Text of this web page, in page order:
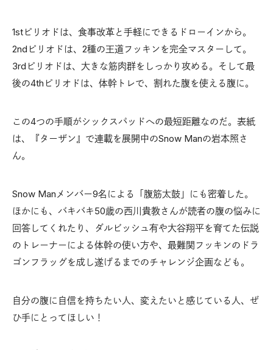
1stピリオドは、食事改革と手軽にできるドローインから。
2ndピリオドは、2種の王道フッキンを完全マスターして。
3rdピリオドは、大きな筋肉群をしっかり攻める。そして最
後の4thピリオドは、体幹トレで、割れた腹を使える腹に。
この4つの手順がシックスパッドへの最短距離なのだ。表紙
は、『ターザン』で連載を展開中のSnow Manの岩本照さ
ん。
Snow Manメンバー9名による「腹筋太鼓」にも密着した。
ほかにも、バキバキ50歳の西川貴教さんが読者の腹の悩みに
回答してくれたり、ダルビッシュ有や大谷翔平を育てた伝説
のトレーナーによる体幹の使い方や、最難関フッキンのドラ
ゴンフラッグを成し遂げるまでのチャレンジ企画なども。
自分の腹に自信を持ちたい人、変えたいと感じている人、ぜ
ひ手にとってほしい！